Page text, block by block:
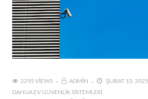
#PTZ Kameralar ile 360 Derece
Açılara Hakim Olun
2295 VIEWS ADMIN
ŞUBAT 13, 2025
DAHUA EV GÜVENLIK SISTEMLERI